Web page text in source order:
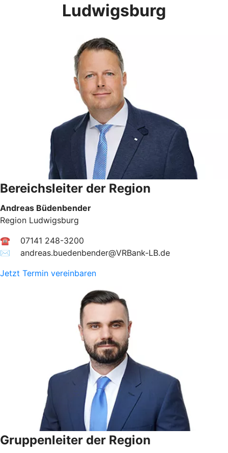
Ludwigsburg
Bereichsleiter der Region
Andreas Büdenbender
Region Ludwigsburg
☎ 07141 248-3200
✉︎ andreas.buedenbender@VRBank-LB.de
Jetzt Termin vereinbaren
Gruppenleiter der Region